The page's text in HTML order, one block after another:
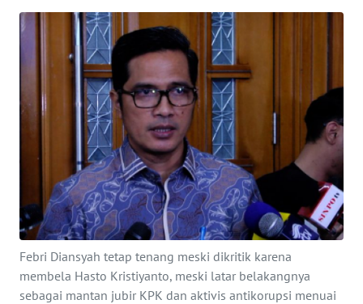
Febri Diansyah tetap tenang meski dikritik karena
membela Hasto Kristiyanto, meski latar belakangnya
sebagai mantan jubir KPK dan aktivis antikorupsi menuai
EKUIN
SAINS-TEKNO
KESEHATAN
INTERNASIONAL
SERBA-SERBI
PENDIDIKAN
OLAHRAGA